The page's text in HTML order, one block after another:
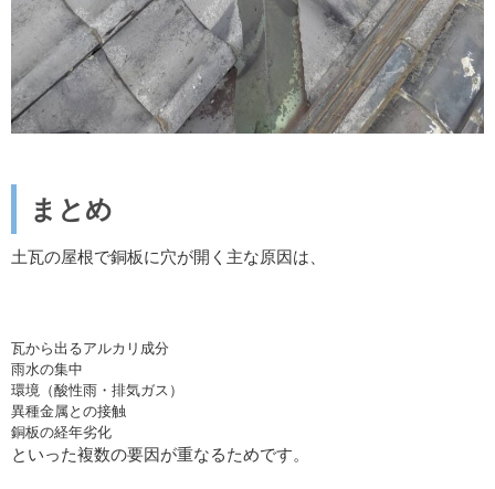
まとめ
土瓦の屋根で銅板に穴が開く主な原因は、
瓦から出るアルカリ成分
雨水の集中
環境（酸性雨・排気ガス）
異種金属との接触
銅板の経年劣化
といった複数の要因が重なるためです。